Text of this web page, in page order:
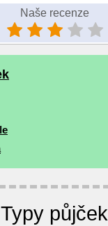
Naše recenze
Typy půjček